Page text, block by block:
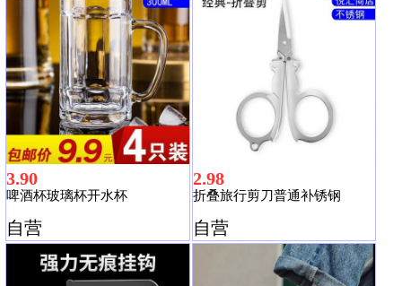
3.90
啤酒杯玻璃杯开水杯
自营
2.98
折叠旅行剪刀普通补锈钢
自营